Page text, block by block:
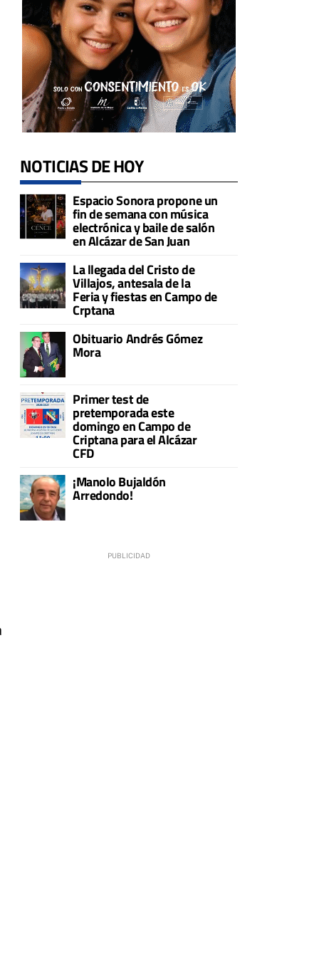
NOTICIAS DE HOY
Espacio Sonora propone un
fin de semana con música
electrónica y baile de salón
en Alcázar de San Juan
La llegada del Cristo de
Villajos, antesala de la
Feria y fiestas en Campo de
Crptana
Obituario Andrés Gómez
Mora
Primer test de
pretemporada este
domingo en Campo de
Criptana para el Alcázar
CFD
¡Manolo Bujaldón
Arredondo!